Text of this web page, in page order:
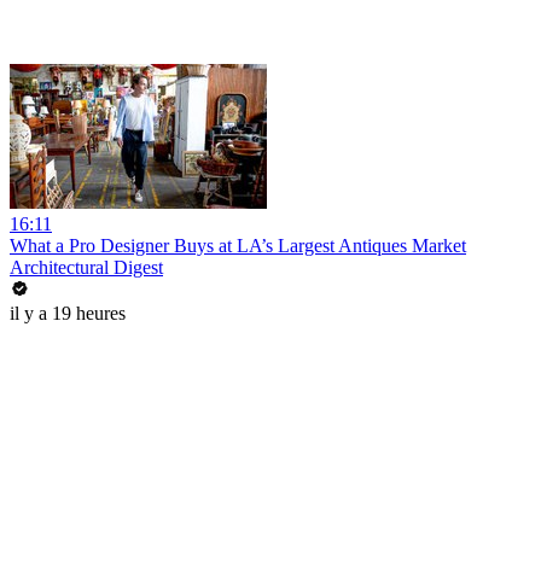
16:11
What a Pro Designer Buys at LA’s Largest Antiques Market
Architectural Digest
il y a 19 heures